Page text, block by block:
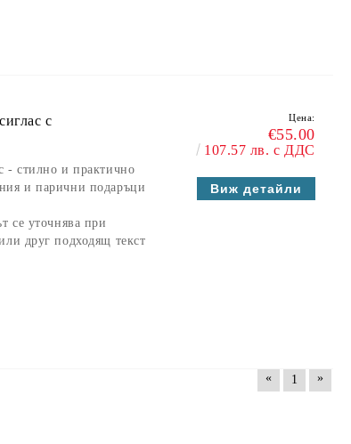
с
- стилно и практично
и парични подаръци
се уточнява при
друг подходящ текст
Цена:
€55.00
107.57 лв. с ДДС
Виж детайли
« 1 »